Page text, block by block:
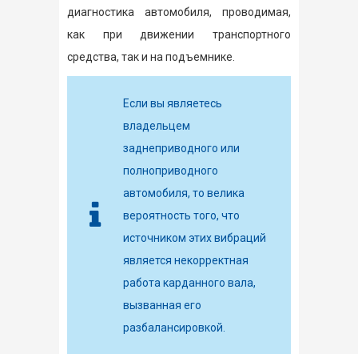
диагностика автомобиля, проводимая,
как при движении транспортного
средства, так и на подъемнике.
Если вы являетесь
владельцем
заднеприводного или
полноприводного
автомобиля, то велика
вероятность того, что
источником этих вибраций
является некорректная
работа карданного вала,
вызванная его
разбалансировкой.